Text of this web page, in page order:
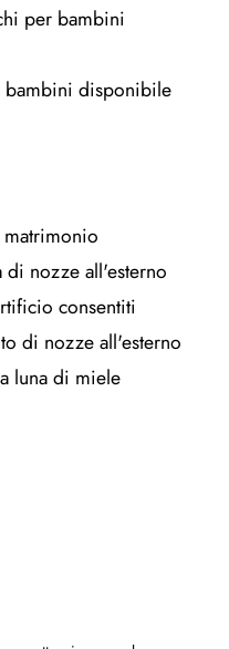
per bambini
bambini disponibile
nozze all'esterno
consentiti
di nozze all'esterno
luna di miele